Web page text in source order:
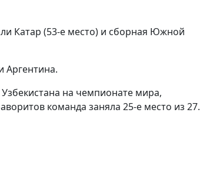
Катар (53-е место) и сборная Южной
Аргентина.
на чемпионате мира,
команда заняла 25-е место из 27.